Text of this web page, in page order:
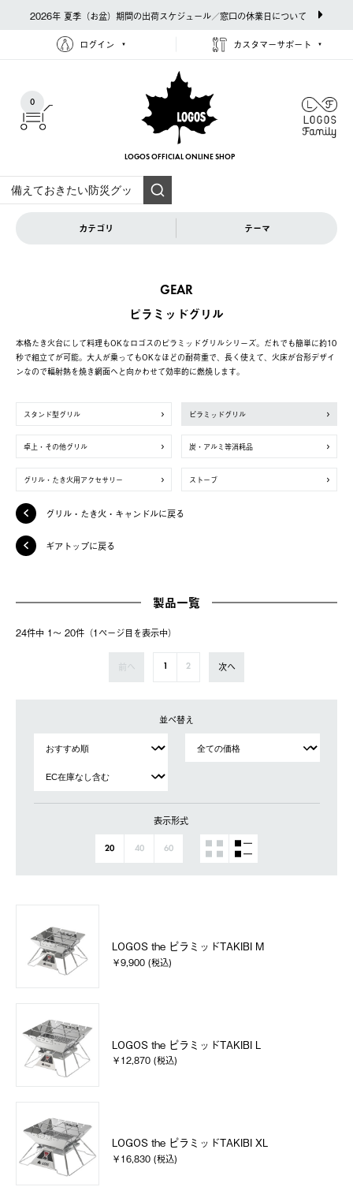
2026年 夏季（お盆）期間の出荷スケジュール／窓口の休業日について
ログイン カスタマーサポート
0
LOGOS OFFICIAL ONLINE SHOP
カテゴリ テーマ
GEAR
ピラミッドグリル
本格たき火台にして料理もOKなロゴスのピラミッドグリルシリーズ。だれでも簡単に約10
秒で組立てが可能。大人が乗ってもOKなほどの耐荷重で、長く使えて、火床が台形デザイ
ンなので輻射熱を焼き網面へと向かわせて効率的に燃焼します。
スタンド型グリル ピラミッドグリル
卓上・その他グリル 炭・アルミ等消耗品
グリル・たき火用アクセサリー ストーブ
グリル・たき火・キャンドルに戻る
ギアトップに戻る
製品一覧
24件中 1〜 20件（1ページ⽬を表⽰中）
前へ 1 2 次へ
並べ替え
表示形式
20 40 60
LOGOS the ピラミッドTAKIBI M
￥9,900 (税込)
LOGOS the ピラミッドTAKIBI L
￥12,870 (税込)
LOGOS the ピラミッドTAKIBI XL
￥16,830 (税込)